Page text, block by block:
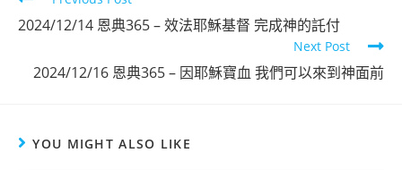
2024/12/14 恩典365 – 效法耶穌基督 完成神的託付
Next Post
2024/12/16 恩典365 – 因耶穌寶血 我們可以來到神面前
YOU MIGHT ALSO LIKE